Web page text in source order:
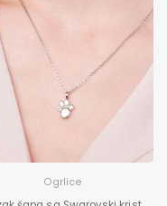
Ogrlice